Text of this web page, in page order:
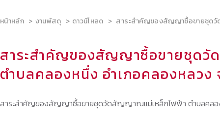
หน้าหลัก งานพัสดุ ดาวน์โหลด สาระสำคัญของสัญญาซื้อขายชุดวั
สาระสำคัญของสัญญาซื้อขายชุด
ตำบลคลองหนึ่ง อำเภอคลองหลวง
สาระสำคัญของสัญญาซื้อขายชุดวัดสัญญาณแม่เหล็กไฟฟ้า ตำบลคลอง